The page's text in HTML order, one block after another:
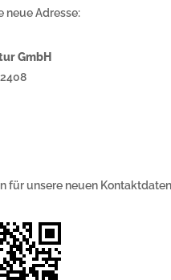
neue Adresse:
GmbH
für unsere neuen Kontaktdaten